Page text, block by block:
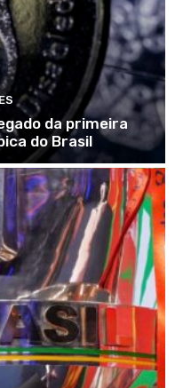
da primeira
do Brasil